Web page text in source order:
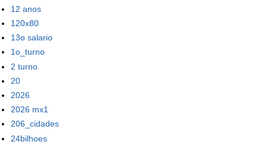
12 anos
120x80
13o salario
1o_turno
2 turno
20
2026
2026 mx1
206_cidades
24bilhoes